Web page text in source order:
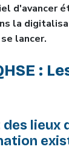
d'avancer
la
lancer.
:
des lieux